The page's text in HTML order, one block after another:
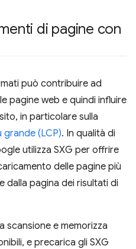
di pagine con
può contribuire ad
pagine web e quindi influire
in particolare sulla
grande (LCP). In qualità di
utilizza SXG per offrire
delle pagine più
dalla pagina dei risultati di
scansione e memorizza
e precarica gli SXG